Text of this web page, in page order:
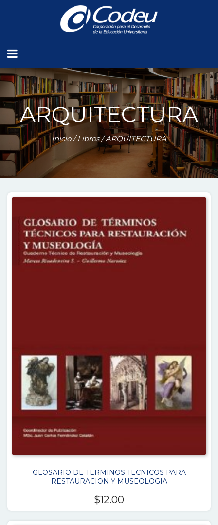
ARQUITECTURA
Inicio/Libros/ ARQUITECTURA
GLOSARIO DE TERMINOS TECNICOS PARA
RESTAURACION Y MUSEOLOGIA
$12.00